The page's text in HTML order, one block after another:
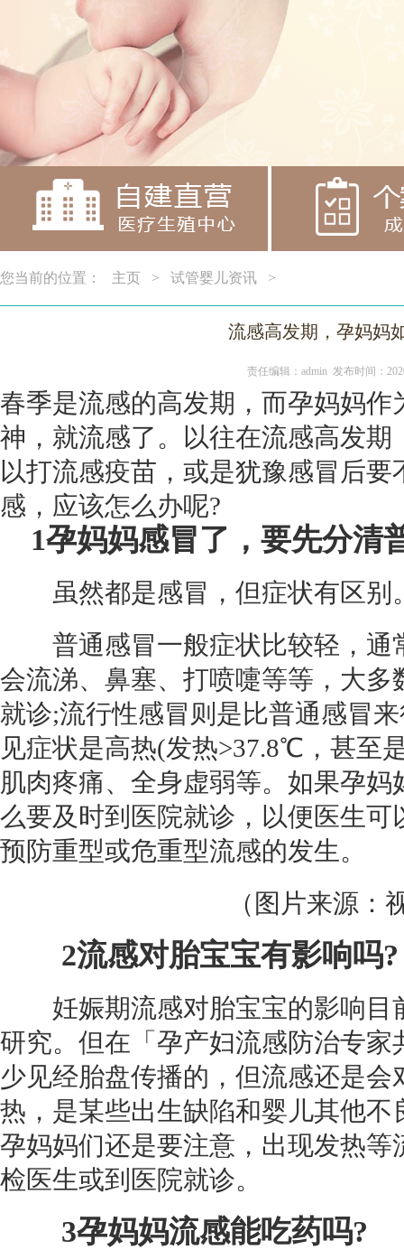
您当前的位置： 主页 > 试管婴儿资讯 >
流感高发期，孕妈妈
责任编辑：admin 发布时间：
春季是流感的高发期，而孕妈妈
神，就流感了。以往在流感高发
以打流感疫苗 ，或是犹豫感冒 后要
感，应该怎么办呢?
1孕妈妈感冒了，要先分清
虽然都是感冒，但症状有区别
普通感冒一般症状比较轻，通
会流涕、鼻塞、打喷嚏等等，大
就诊;流行性感冒则是比普通感冒
见症状是高热(发热>37.8℃，甚至
肌肉疼痛、全身虚弱等。如果孕
么要及时到医院就诊，以便医生
预防重型或危重型流感的发生。
（图片来源：
2流感对胎宝宝有影响吗?
妊娠期流感对胎宝宝的影响目
研究。但在「孕产妇流感防治专
少见经胎盘传播的，但流感还是会
热，是某些出生缺陷和婴儿其他
孕妈妈们还是要注意，出现发热
检医生或到医院就诊。
3孕妈妈流感能吃药吗?